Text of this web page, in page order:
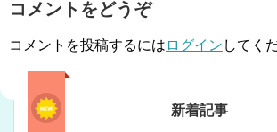
コメントをどうぞ
コメントを投稿するには ログイン してく
新着記事